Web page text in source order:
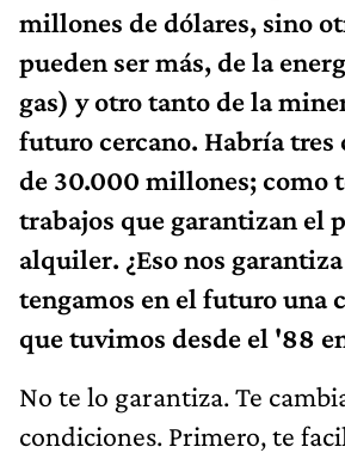
millones de dólares, sino
pueden ser más, de la
gas) y otro tanto de la
futuro cercano. Habría tres
de 30.000 millones; como
trabajos que garantizan el
alquiler. ¿Eso nos
tengamos en el futuro una
que tuvimos desde el '88
No te lo garantiza. Te
condiciones. Primero, te